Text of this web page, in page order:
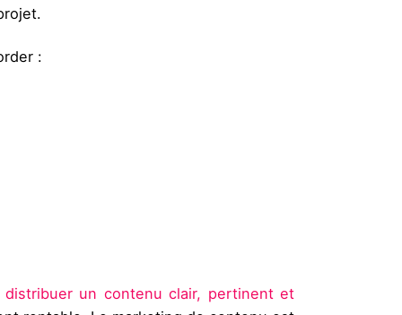
:
distribuer un contenu clair, pertinent et